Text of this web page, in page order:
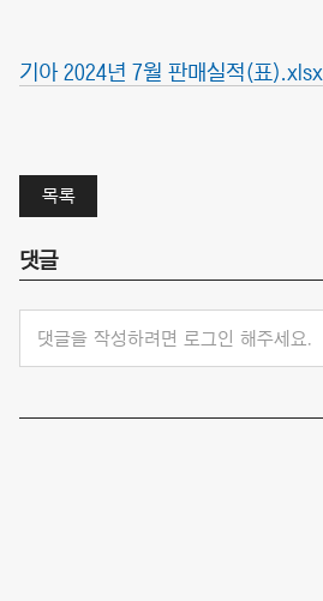
기아 2024년 7월 판매실적(표).xlsx
목록
댓글
댓글을 작성하려면 로그인 해주세요.